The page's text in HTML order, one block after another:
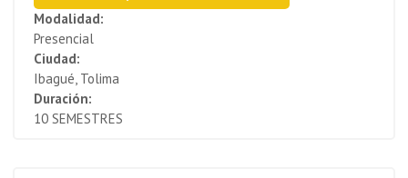
Modalidad:
Presencial
Ciudad:
Ibagué, Tolima
Duración:
10 SEMESTRES